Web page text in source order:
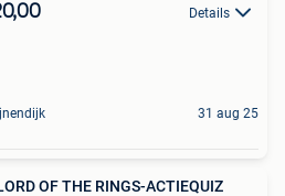
Details
31 aug 25
OF THE RINGS-ACTIEQUIZ